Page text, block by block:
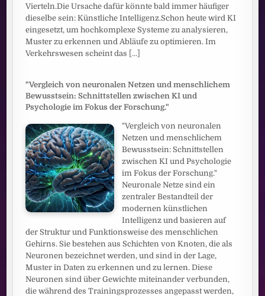
Vierteln.Die Ursache dafür könnte bald immer häufiger
dieselbe sein: Künstliche Intelligenz.Schon heute wird KI
eingesetzt, um hochkomplexe Systeme zu analysieren,
Muster zu erkennen und Abläufe zu optimieren. Im
Verkehrswesen scheint das [...]
"Vergleich von neuronalen Netzen und menschlichem
Bewusstsein: Schnittstellen zwischen KI und
Psychologie im Fokus der Forschung."
"Vergleich von neuronalen
Netzen und menschlichem
Bewusstsein: Schnittstellen
zwischen KI und Psychologie
im Fokus der Forschung."
Neuronale Netze sind ein
zentraler Bestandteil der
modernen künstlichen
Intelligenz und basieren auf
der Struktur und Funktionsweise des menschlichen
Gehirns. Sie bestehen aus Schichten von Knoten, die als
Neuronen bezeichnet werden, und sind in der Lage,
Muster in Daten zu erkennen und zu lernen. Diese
Neuronen sind über Gewichte miteinander verbunden,
die während des Trainingsprozesses angepasst werden,